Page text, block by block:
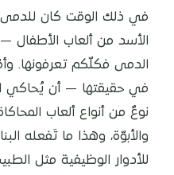
في ذلك الوقت كان للدمى
الأسد من ألعاب الأطفال —
الدمى فكلّكم تعرفونها.
في حقيقتها — أن يُحاكي
نوعٌ من أنواع ألعاب
والأبوّة، وهذا ما تَفعله
للأدوار الوظيفية مثل